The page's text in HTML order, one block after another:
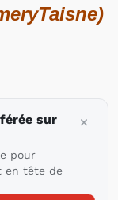
sur
pour
en tête de